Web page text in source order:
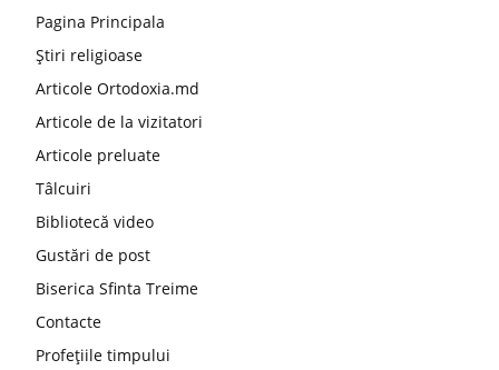
Pagina Principala
Știri religioase
Articole Ortodoxia.md
Articole de la vizitatori
Articole preluate
Tâlcuiri
Bibliotecă video
Gustări de post
Biserica Sfinta Treime
Contacte
Profețiile timpului